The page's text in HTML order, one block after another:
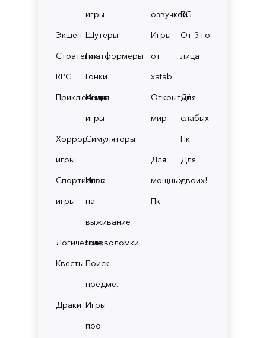
игры
Экшен Шутеры
СтратегииПлатформеры
RPG
Гонки
Приключения
Инди
игры
Хоррор
игры
Симуляторы
Спортивные
игры
Игры
на
выживание
ЛогическиеГоловоломки
Квесты Поиск
предме.
Драки Игры
про
озвучкой
RG
Игры
от
xatab
От 3-го
лица
Открытый
мир
Для
слабых
Пк
Для
мощных
Пк
Для
двоих!